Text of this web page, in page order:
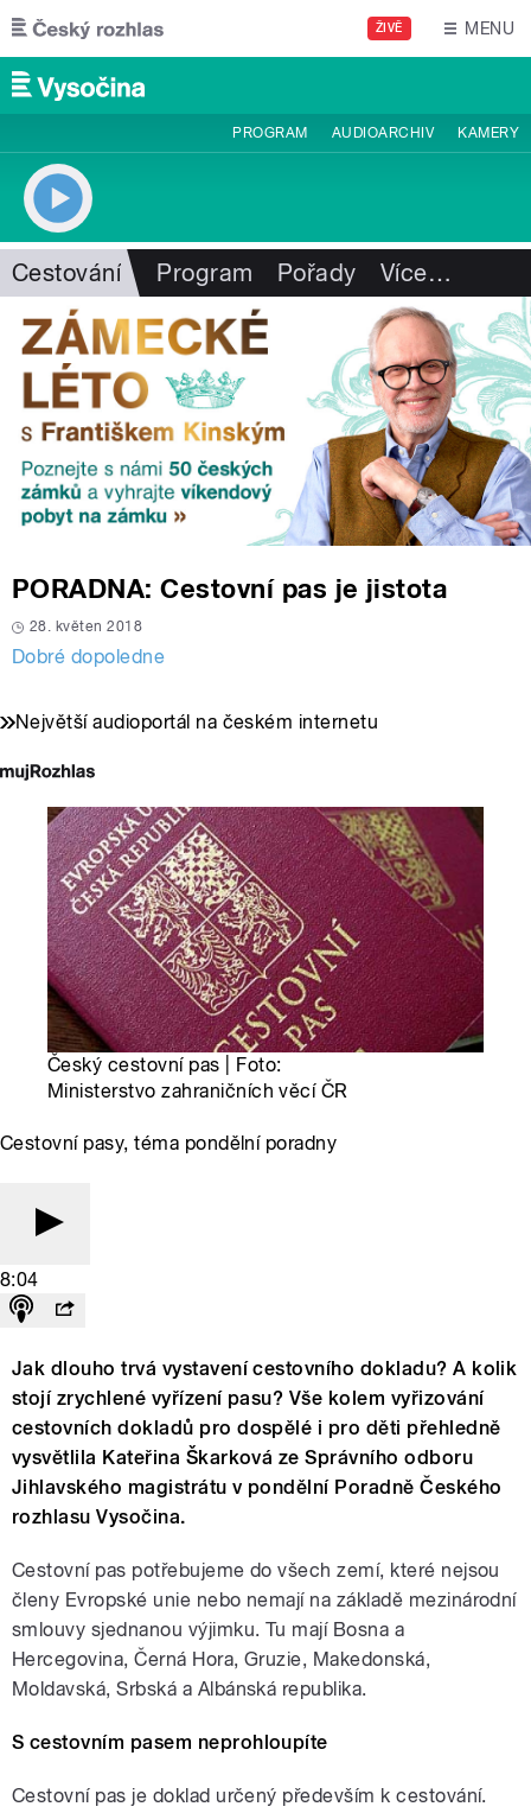
Přejít k hlavnímu obsahu
ŽIVĚ MENU
PROGRAM AUDIOARCHIV KAMERY
Cestování Program Pořady Více…
PORADNA: Cestovní pas je jistota
28. květen 2018
Dobré dopoledne
Největší audioportál na českém internetu
Český cestovní pas | Foto:
Ministerstvo zahraničních věcí ČR
Cestovní pasy, téma pondělní poradny
8:04
Jak dlouho trvá vystavení cestovního dokladu? A kolik
stojí zrychlené vyřízení pasu? Vše kolem vyřizování
cestovních dokladů pro dospělé i pro děti přehledně
vysvětlila Kateřina Škarková ze Správního odboru
Jihlavského magistrátu v pondělní Poradně Českého
rozhlasu Vysočina.
Cestovní pas potřebujeme do všech zemí, které nejsou
členy Evropské unie nebo nemají na základě mezinárodní
smlouvy sjednanou výjimku. Tu mají Bosna a
Hercegovina, Černá Hora, Gruzie, Makedonská,
Moldavská, Srbská a Albánská republika.
S cestovním pasem neprohloupíte
Cestovní pas je doklad určený především k cestování.